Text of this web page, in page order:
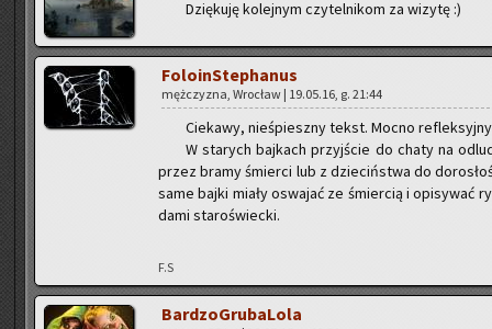
Dzię­ku­ję ko­lej­nym czy­tel­ni­kom za wi­zy­tę :)
Fo­lo­in­Ste­pha­nus
męż­czy­zna, Wro­cław | 19.05.16, g. 21:44
Cie­ka­wy, nie­śpiesz­ny tekst. Mocno
W sta­rych baj­kach przyj­ście do chaty na
przez bramy śmier­ci lub z dzie­ciń­stwa do
same bajki miały oswa­jać ze śmier­cią i opi­sy­wać
da­mi sta­ro­świec­ki.
F.S
Bar­dzo­Gru­ba­Lo­la